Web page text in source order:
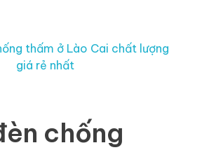
chống